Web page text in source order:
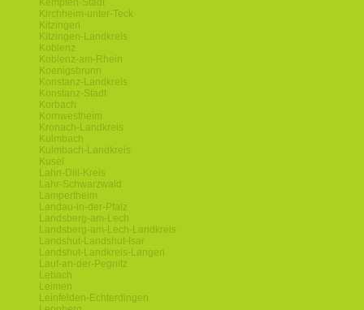
Kempten-Stadt
Kirchheim-unter-Teck
Kitzingen
Kitzingen-Landkreis
Koblenz
Koblenz-am-Rhein
Koenigsbrunn
Konstanz-Landkreis
Konstanz-Stadt
Korbach
Kornwestheim
Kronach-Landkreis
Kulmbach
Kulmbach-Landkreis
Kusel
Lahn-Dill-Kreis
Lahr-Schwarzwald
Lampertheim
Landau-in-der-Pfalz
Landsberg-am-Lech
Landsberg-am-Lech-Landkreis
Landshut-Landshut-Isar
Landshut-Landkreis-Langen
Lauf-an-der-Pegnitz
Lebach
Leimen
Leinfelden-Echterdingen